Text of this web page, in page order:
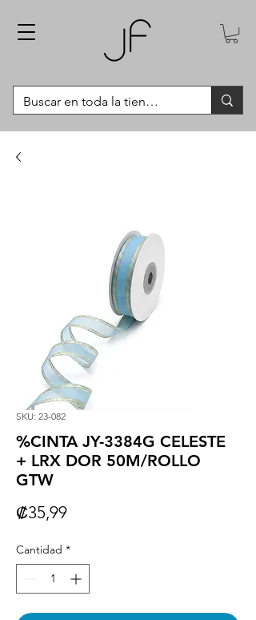
SKU: 23-082
%CINTA JY-3384G CELESTE
+ LRX DOR 50M/ROLLO
GTW
₡35,99Precio
Cantidad *